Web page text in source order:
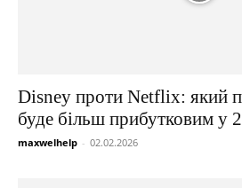
Disney проти Netflix: який
буде більш прибутковим у
maxwelhelp - 02.02.2026